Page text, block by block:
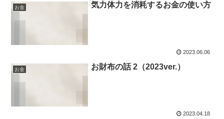
お金 気力体力を消耗するお金の使い方
2023.06.06
お金 お財布の話 2（2023ver.）
2023.04.18